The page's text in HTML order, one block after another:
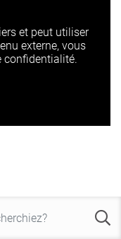
et peut utiliser
externe, vous
confidentialité.